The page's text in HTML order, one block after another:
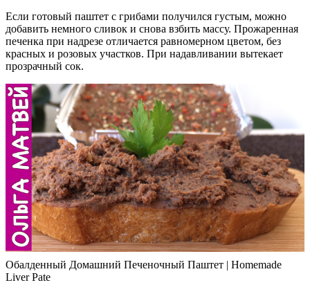
Если готовый паштет с грибами получился густым, можно
добавить немного сливок и снова взбить массу. Прожаренная
печенка при надрезе отличается равномерном цветом, без
красных и розовых участков. При надавливании вытекает
прозрачный сок.
Обалденный Домашний Печеночный Паштет | Homemade
Liver Pate